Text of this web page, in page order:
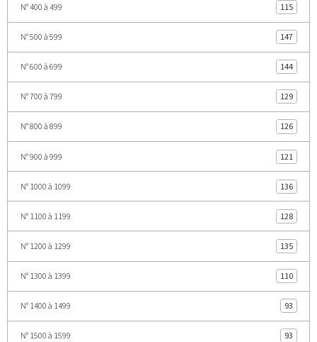
N° 400 à 499 115
N° 500 à 599 147
N° 600 à 699 144
N° 700 à 799 129
N° 800 à 899 126
N° 900 à 999 121
N° 1000 à 1099 136
N° 1100 à 1199 128
N° 1200 à 1299 135
N° 1300 à 1399 110
N° 1400 à 1499 93
N° 1500 à 1599 93